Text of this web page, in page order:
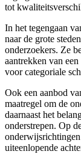
tot
In het tegengaan
naar de grote
onderzoekers. Ze
aantrekken van
voor categoriale
Ook een aanbod
maatregel om de
daarnaast het
onderstrepen. Op
uiteenlopende